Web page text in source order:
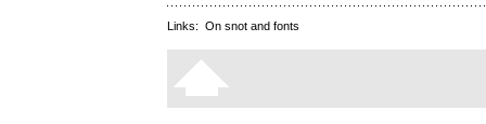
Links: On snot and fonts